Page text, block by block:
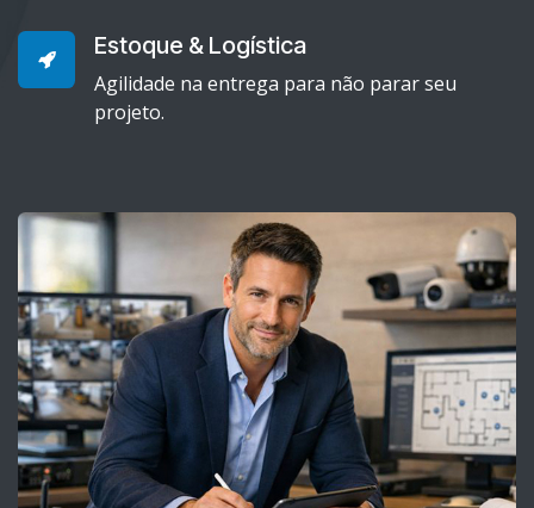
Estoque & Logística
Agilidade na entrega para não parar seu
projeto.